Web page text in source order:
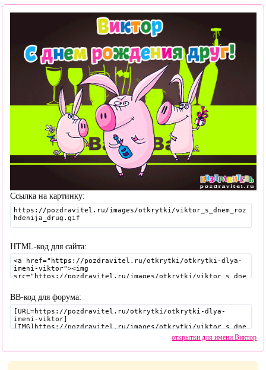
Ссылка на картинку:
HTML-код для сайта:
BB-код для форума:
открытки для имени Виктор